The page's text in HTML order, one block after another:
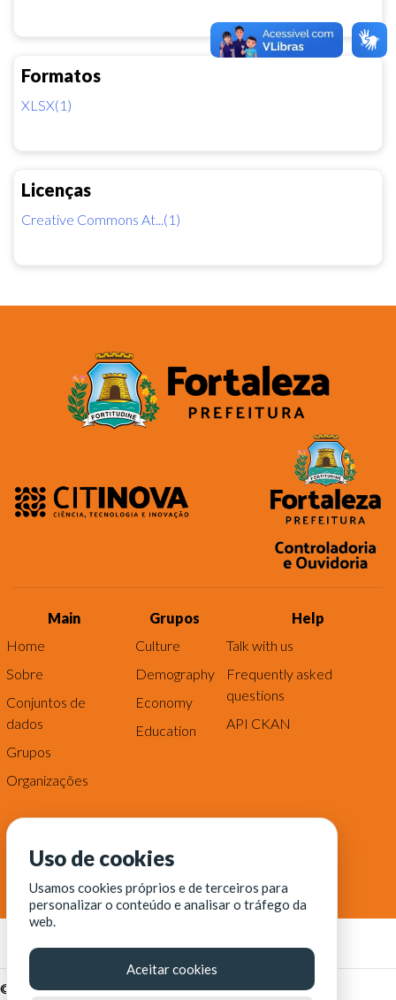
Formatos
XLSX(1)
Licenças
Creative Commons At...(1)
Main
Home
Sobre
Conjuntos de
dados
Grupos
Organizações
Grupos
Culture
Demography
Economy
Education
Help
Talk with us
Frequently asked
questions
API CKAN
© Fortaleza Digital || CITINOVA - Fundação de Ciência,
Uso de cookies
Usamos cookies próprios e de terceiros para
personalizar o conteúdo e analisar o tráfego da
web.
Aceitar cookies